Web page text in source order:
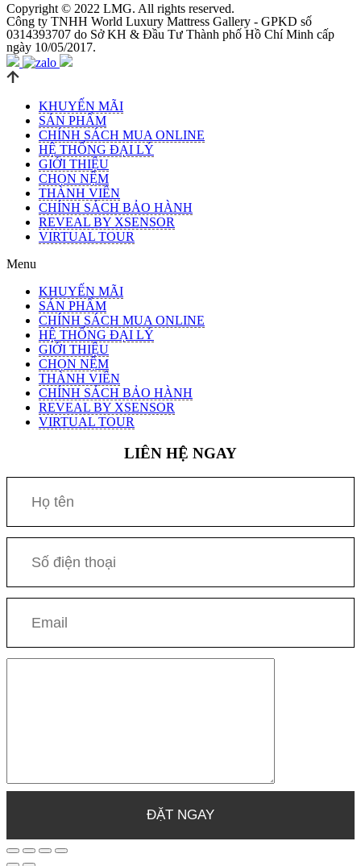
Copyright © 2022 LMG. All rights reserved.
Công ty TNHH World Luxury Mattress Gallery - GPKD số
0314393707 do Sở KH & Đầu Tư Thành phố Hồ Chí Minh cấp
ngày 10/05/2017.
KHUYẾN MÃI
SẢN PHẨM
CHÍNH SÁCH MUA ONLINE
HỆ THỐNG ĐẠI LÝ
GIỚI THIỆU
CHỌN NỆM
THÀNH VIÊN
CHÍNH SÁCH BẢO HÀNH
REVEAL BY XSENSOR
VIRTUAL TOUR
Menu
KHUYẾN MÃI
SẢN PHẨM
CHÍNH SÁCH MUA ONLINE
HỆ THỐNG ĐẠI LÝ
GIỚI THIỆU
CHỌN NỆM
THÀNH VIÊN
CHÍNH SÁCH BẢO HÀNH
REVEAL BY XSENSOR
VIRTUAL TOUR
LIÊN HỆ NGAY